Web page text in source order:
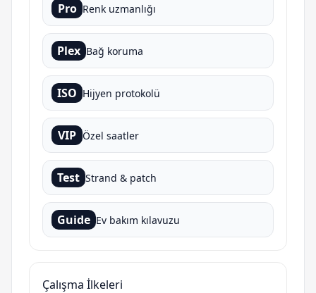
Pro Renk uzmanlığı
Plex Bağ koruma
ISO Hijyen protokolü
VIP Özel saatler
Test Strand & patch
Guide Ev bakım kılavuzu
Çalışma İlkeleri